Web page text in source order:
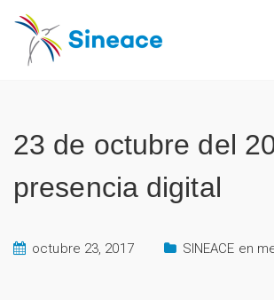
23 de octubre del
presencia digital
octubre 23, 2017 SINEACE en